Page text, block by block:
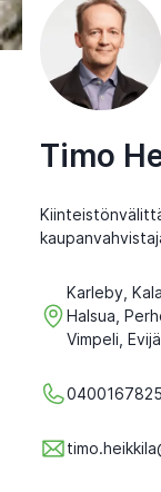
Timo
Karleby,
Halsua,
Vimpeli,
0400167825